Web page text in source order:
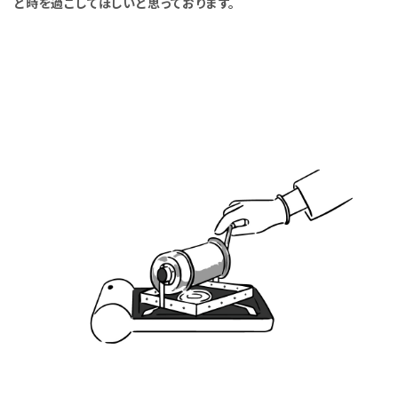
と時を過ごしてほしいと思っております。